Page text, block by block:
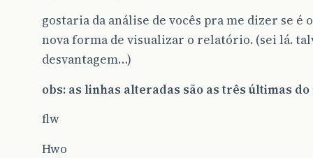
gostaria da análise de vocês pra me dizer se é
nova forma de visualizar o relatório. (sei lá.
desvantagem…)
obs: as linhas alteradas são as três últimas
flw
Hwo